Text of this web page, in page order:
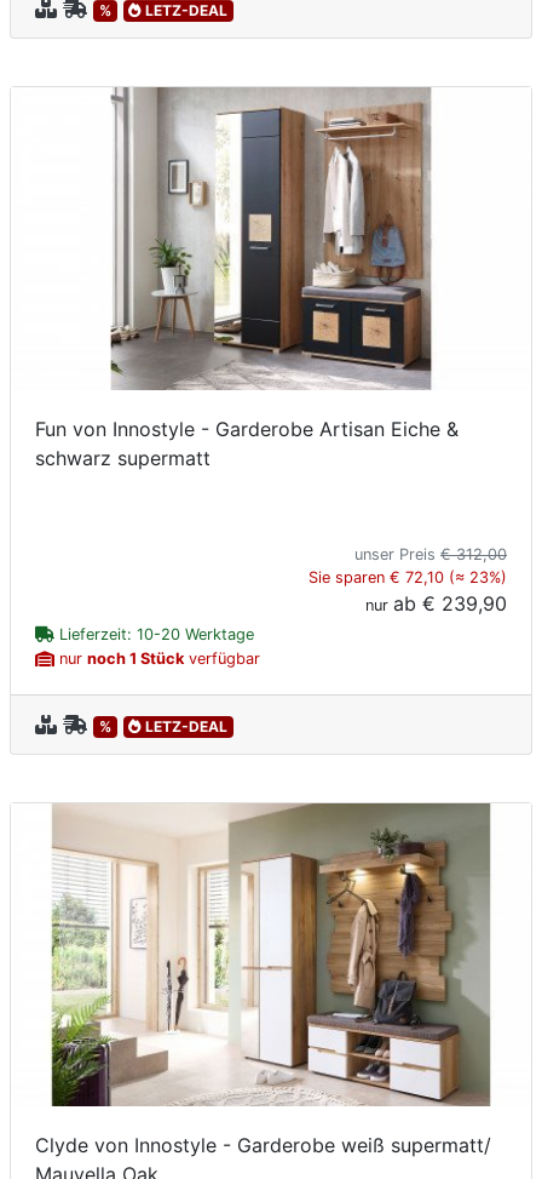
% LETZ-DEAL
Fun von Innostyle - Garderobe Artisan Eiche &
schwarz supermatt
unser Preis € 312,00
Sie sparen € 72,10 (≈ 23%)
nur ab € 239,90
Lieferzeit: 10-20 Werktage
nur noch 1 Stückverfügbar
% LETZ-DEAL
Clyde von Innostyle - Garderobe weiß supermatt/